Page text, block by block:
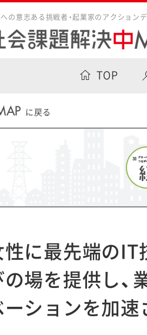
の意志ある挑戦者・起業家のアクション
TOP
に戻る
に最先端のIT
の場を提供し、
ションを加速